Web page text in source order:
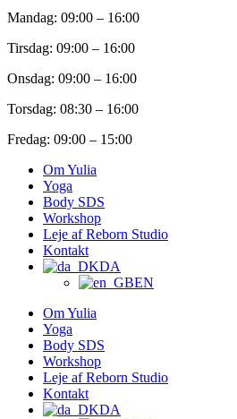
Mandag: 09:00 – 16:00
Tirsdag: 09:00 – 16:00
Onsdag: 09:00 – 16:00
Torsdag: 08:30 – 16:00
Fredag: 09:00 – 15:00
Om Yulia
Yoga
Body SDS
Workshop
Leje af Reborn Studio
Kontakt
DA
EN
Om Yulia
Yoga
Body SDS
Workshop
Leje af Reborn Studio
Kontakt
DA